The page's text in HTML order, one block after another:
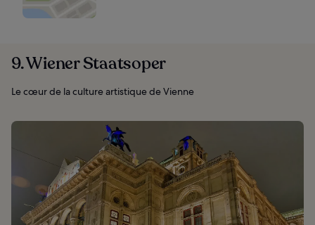
9. Wiener Staatsoper
Le cœur de la culture artistique de Vienne